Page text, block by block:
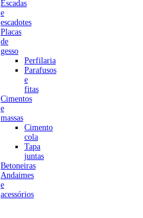
Escadas
e
escadotes
Placas
de
gesso
Perfilaria
Parafusos
e
fitas
Cimentos
e
massas
Cimento
cola
Tapa
juntas
Betoneiras
Andaimes
e
acessórios